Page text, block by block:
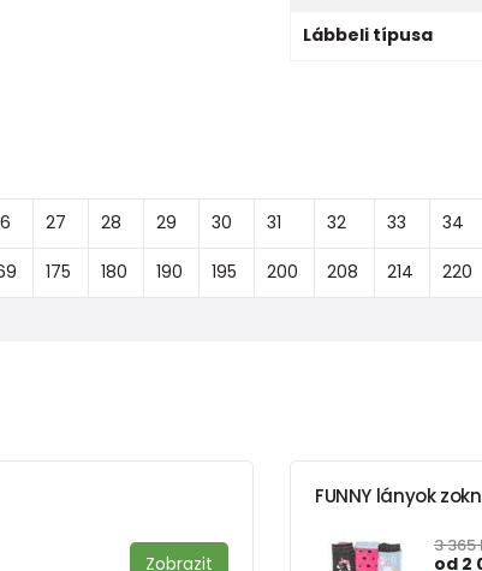
Lábbeli típusa
27 28 29 30 31 32 33 34
175 180 190 195 200 208 214 220
Zobrazit
FUNNY lányok
3 365
od 2